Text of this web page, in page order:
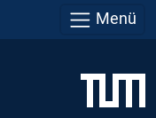
Menü